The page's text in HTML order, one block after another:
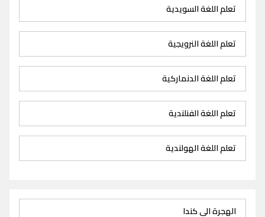
تعلم اللغة السويدية
تعلم اللغة النرويجية
تعلم اللغة الدنماركية
تعلم اللغة الفنلندية
تعلم اللغة الهولندية
الهجرة الى كندا